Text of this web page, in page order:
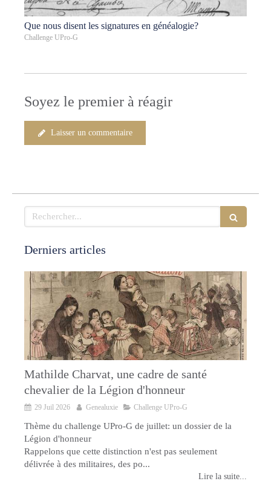
Que nous disent les signatures en généalogie?
Challenge UPro-G
Soyez le premier à réagir
Laisser un commentaire
Rechercher
Derniers articles
Mathilde Charvat, une cadre de santé
chevalier de la Légion d'honneur
29 Juil 2026 Genealuxie Challenge UPro-G
Thème du challenge UPro-G de juillet: un dossier de la
Légion d'honneur
Rappelons que cette distinction n'est pas seulement
délivrée à des militaires, des po...
Lire la suite...